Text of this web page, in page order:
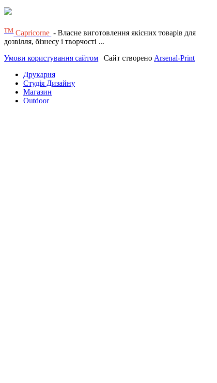
ТМ Capricorne - Власне виготовлення якісних товарів для
дозвілля, бізнесу і творчості ...
Умови користування сайтом | Сайт створено Arsenal-Print
Друкарня
Студія Дизайну
Магазин
Outdoor